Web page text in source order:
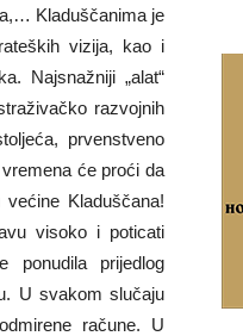
Kladuščanima je
vizija, kao i
Najsnažniji „alat“
razvojnih
prvenstveno
će proći da
Kladuščana!
visoko i poticati
ponudila prijedlog
U svakom slučaju
račune. U